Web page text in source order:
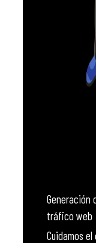
Generación
tráfico web
Cuidamos